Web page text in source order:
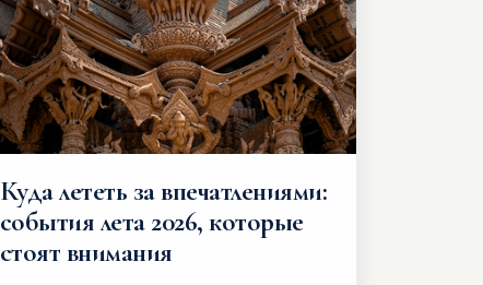
Куда лететь за впечатлениями:
события лета 2026, которые
стоят внимания